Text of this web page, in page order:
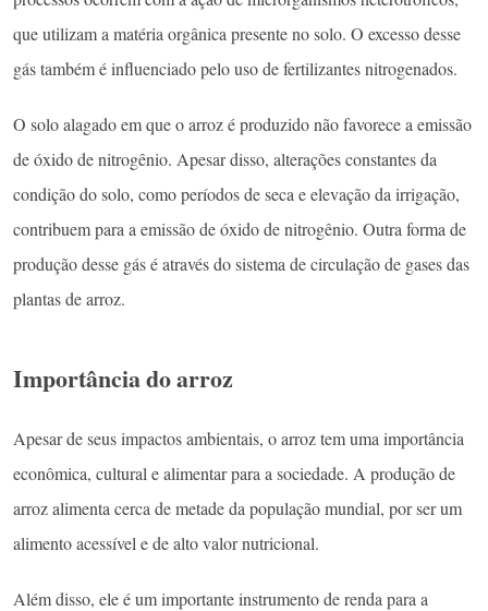
que utilizam a matéria orgânica presente no solo. O excesso desse
gás também é influenciado pelo uso de fertilizantes nitrogenados.
O solo alagado em que o arroz é produzido não favorece a emissão
de óxido de nitrogênio. Apesar disso, alterações constantes da
condição do solo, como períodos de seca e elevação da irrigação,
contribuem para a emissão de óxido de nitrogênio. Outra forma de
produção desse gás é através do sistema de circulação de gases das
plantas de arroz.
Importância do arroz
Apesar de seus impactos ambientais, o arroz tem uma importância
econômica, cultural e alimentar para a sociedade. A produção de
arroz alimenta cerca de metade da população mundial, por ser um
alimento acessível e de alto valor nutricional.
Além disso, ele é um importante instrumento de renda para a